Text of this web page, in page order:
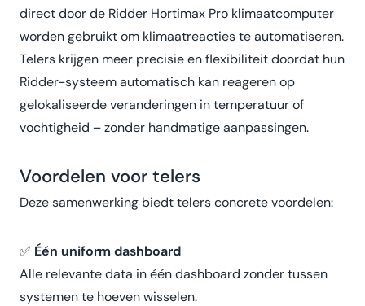
direct door de Ridder Hortimax Pro klimaatcomputer
worden gebruikt om klimaatreacties te automatiseren.
Telers krijgen meer precisie en flexibiliteit doordat hun
Ridder-systeem automatisch kan reageren op
gelokaliseerde veranderingen in temperatuur of
vochtigheid – zonder handmatige aanpassingen.
Voordelen voor telers
Deze samenwerking biedt telers concrete voordelen:
✅ Één uniform dashboard
Alle relevante data in één dashboard zonder tussen
systemen te hoeven wisselen.